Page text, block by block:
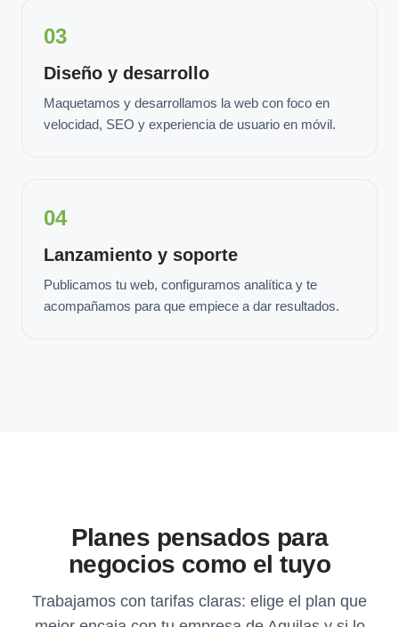
03
Diseño y desarrollo
Maquetamos y desarrollamos la web con foco en
velocidad, SEO y experiencia de usuario en móvil.
04
Lanzamiento y soporte
Publicamos tu web, configuramos analítica y te
acompañamos para que empiece a dar resultados.
Planes pensados para
negocios como el tuyo
Trabajamos con tarifas claras: elige el plan que